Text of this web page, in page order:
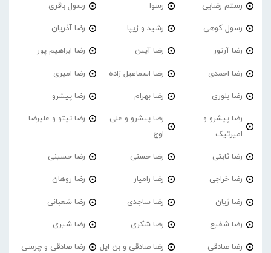
رستم رضایی رسوا رسول باقری
رسول کوهی رشید و زیپا رضا آذریان
رضا آرتور رضا آیین رضا ابراهیم پور
رضا احمدی رضا اسماعیل زاده رضا امیری
رضا بلوری رضا بهرام رضا پیشرو
رضا پیشرو و
امیرتیک
رضا پیشرو و علی
اوج
رضا تیتو و علیرضا
رضا ثابتی رضا حسنی رضا حسینی
رضا خراجی رضا رامیار رضا روهان
رضا ژیان رضا ساجدی رضا شعبانی
رضا شفیع رضا شکری رضا شیری
رضا صادقی رضا صادقی و بن ایل رضا صادقی و چرسی